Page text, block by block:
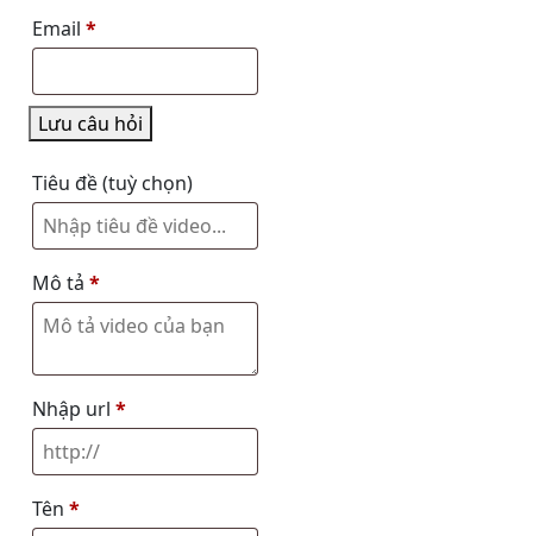
Email *
Lưu câu hỏi
Tiêu đề(tuỳ chọn)
Mô tả *
Nhập url *
Tên *